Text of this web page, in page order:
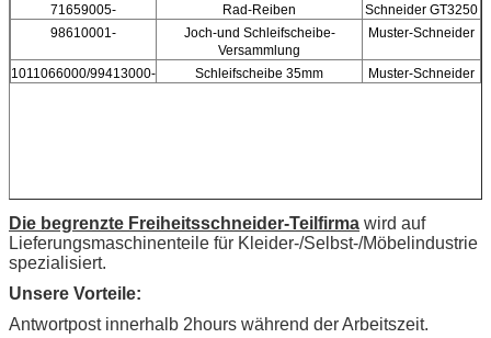
71659005- Rad-Reiben
Schneider GT3250
98610001-
Joch-und Schleifscheibe-
Versammlung
Muster-Schneider
1011066000/99413000- Schleifscheibe 35mm Muster-Schneider
Die begrenzte Freiheitsschneider-Teilfirma wird auf
Lieferungsmaschinenteile für Kleider-/Selbst-/Möbelindustrie
spezialisiert.
Unsere Vorteile:
Antwortpost innerhalb 2hours während der Arbeitszeit.